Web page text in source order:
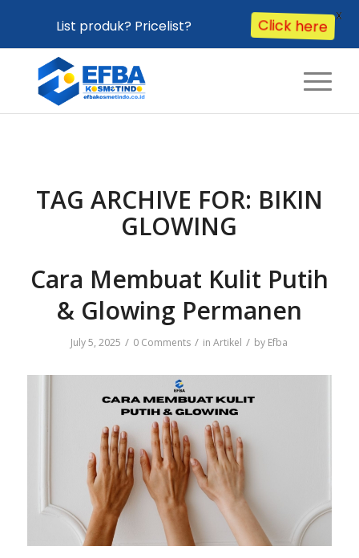
TAG ARCHIVE FOR: BIKIN
GLOWING
Cara Membuat Kulit Putih
& Glowing Permanen
July 5, 2025 / 0 Comments / inArtikel / by Efba
List produk? Pricelist? Click here
X